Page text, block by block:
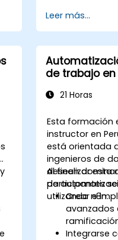
n8n.
tareas y
Utilizar
API REST
de n8n.
optimizar
Leer más...
de trabajo
21 Horas
Esta formación
instructor en
está orientada
ingenieros de
deseen
de
utilizando n8n.
Al finalizar esta
participantes
Crear e
avanzados
Integrarse